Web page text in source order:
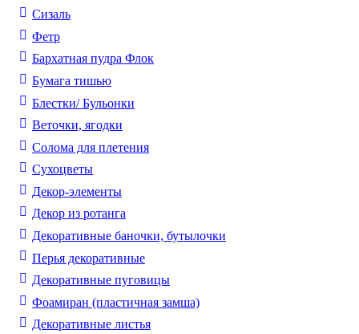
Сизаль
Фетр
Бархатная пудра Флок
Бумага тишью
Блестки/ Бульонки
Веточки, ягодки
Солома для плетения
Cухоцветы
Декор-элементы
Декор из ротанга
Декоративные баночки, бутылочки
Перья декоративные
Декоративные пуговицы
Фоамиран (пластичная замша)
Декоративные листья